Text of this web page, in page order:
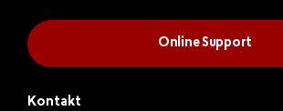
Online Support
Kontakt